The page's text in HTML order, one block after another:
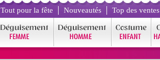
Tout pour la fête Nouveautés Top des ventes